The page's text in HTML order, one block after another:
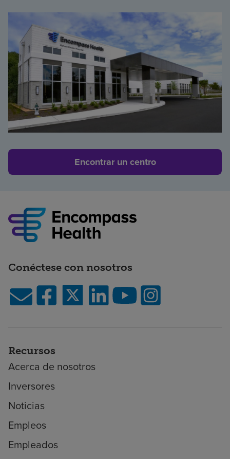
Encontrar un centro
Conéctese con nosotros
Recursos
Acerca de nosotros
Inversores
Noticias
Empleos
Empleados